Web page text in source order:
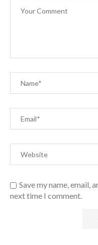
Save my name, email,
next time I comment.